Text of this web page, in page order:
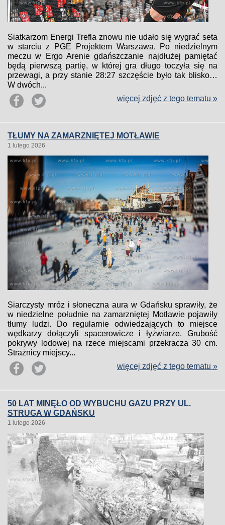
Siatkarzom Energi Trefla znowu nie udało się wygrać seta
w starciu z PGE Projektem Warszawa. Po niedzielnym
meczu w Ergo Arenie gdańszczanie najdłużej pamiętać
będą pierwszą partię, w której gra długo toczyła się na
przewagi, a przy stanie 28:27 szczęście było tak blisko…
W dwóch...
więcej zdjęć z tego tematu »
TŁUMY NA ZAMARZNIĘTEJ MOTŁAWIE
1 lutego 2026
Siarczysty mróz i słoneczna aura w Gdańsku sprawiły, że
w niedzielne południe na zamarzniętej Motławie pojawiły
tłumy ludzi. Do regularnie odwiedzających to miejsce
wędkarzy dołączyli spacerowicze i łyżwiarze. Grubość
pokrywy lodowej na rzece miejscami przekracza 30 cm.
Strażnicy miejscy...
więcej zdjęć z tego tematu »
50 LAT MINĘŁO OD WYBUCHU GAZU PRZY UL.
STRUGA W GDAŃSKU
1 lutego 2026